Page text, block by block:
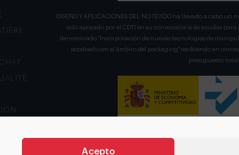
Acepto
DISEÑO Y APLICACIONES DEL NO TEJIDO ha llevado a cabo
sido apoyado por el CDTI en su convocatoria de ayudas
denominado "Incorporación de nuevas tecnologías de
ecodiseño en el ámbito del packaging" recibiendo en
presupuesto total